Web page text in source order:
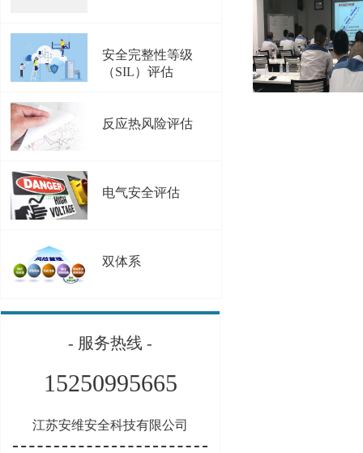
安全完整性等级
（SIL）评估
反应热风险评估
电气安全评估
双体系
- 服务热线 -
15250995665
江苏安维安全科技有限公司